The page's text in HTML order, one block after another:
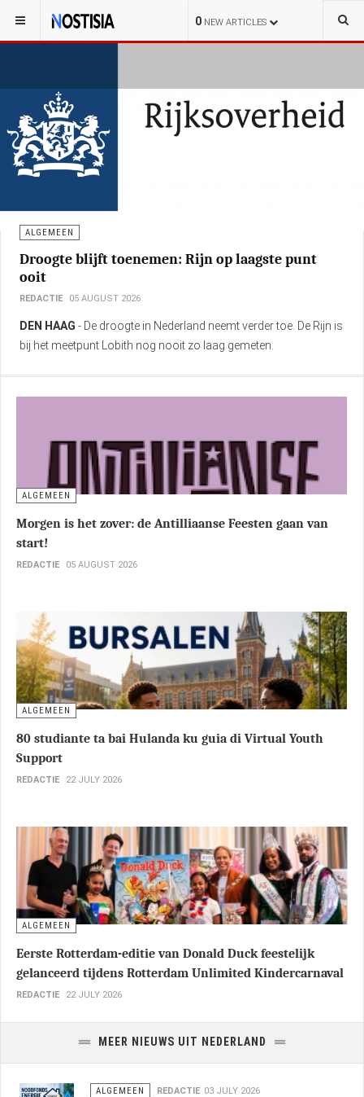
0 NEW ARTICLES
ALGEMEEN
Droogte blijft toenemen: Rijn op laagste punt
ooit
REDACTIE 05 AUGUST 2026
DEN HAAG - De droogte in Nederland neemt verder toe. De Rijn is
bij het meetpunt Lobith nog nooit zo laag gemeten.
ALGEMEEN
Morgen is het zover: de Antilliaanse Feesten gaan van
start!
REDACTIE 05 AUGUST 2026
ALGEMEEN
80 studiante ta bai Hulanda ku guia di Virtual Youth
Support
REDACTIE 22 JULY 2026
ALGEMEEN
Eerste Rotterdam-editie van Donald Duck feestelijk
gelanceerd tijdens Rotterdam Unlimited Kindercarnaval
REDACTIE 22 JULY 2026
MEER NIEUWS UIT NEDERLAND
ALGEMEEN REDACTIE 03 JULY 2026